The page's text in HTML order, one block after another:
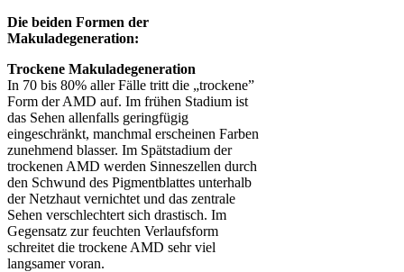
Die beiden Formen der
Makuladegeneration:
Trockene Makuladegeneration
In 70 bis 80% aller Fälle tritt die „trockene”
Form der AMD auf. Im frühen Stadium ist
das Sehen allenfalls geringfügig
eingeschränkt, manchmal erscheinen Farben
zunehmend blasser. Im Spätstadium der
trockenen AMD werden Sinneszellen durch
den Schwund des Pigmentblattes unterhalb
der Netzhaut vernichtet und das zentrale
Sehen verschlechtert sich drastisch. Im
Gegensatz zur feuchten Verlaufsform
schreitet die trockene AMD sehr viel
langsamer voran.